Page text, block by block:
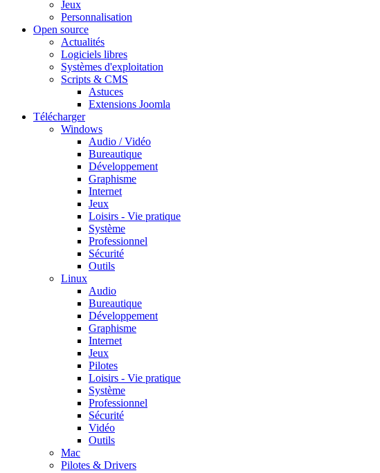
Jeux
Personnalisation
Open source
Actualités
Logiciels libres
Systèmes d'exploitation
Scripts & CMS
Astuces
Extensions Joomla
Télécharger
Windows
Audio / Vidéo
Bureautique
Développement
Graphisme
Internet
Jeux
Loisirs - Vie pratique
Système
Professionnel
Sécurité
Outils
Linux
Audio
Bureautique
Développement
Graphisme
Internet
Jeux
Pilotes
Loisirs - Vie pratique
Système
Professionnel
Sécurité
Vidéo
Outils
Mac
Pilotes & Drivers